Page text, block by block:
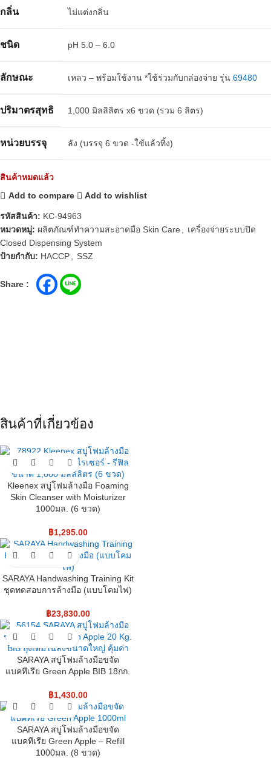
กลิ่น ไม่แต่งกลิ่น
ชนิด pH 5.0 – 6.0
ลักษณะ เหลว – พร้อมใช้งาน *ใช้ร่วมกับกล่องจ่าย รุ่น 69480
ปริมาตรสุทธิ 1,000 มิลลิลิตร x6 ขวด (รวม 6 ลิตร)
หน่วยบรรจุ ลัง (บรรจุ 6 ขวด -ใช้แล้วทิ้ง)
สินค้าหมดแล้ว
Add to compare
Add to wishlist
รหัสสินค้า: KC-94963
หมวดหมู่: ผลิตภัณฑ์ทำความสะอาดมือ Skin Care
เครื่องจ่ายระบบปิด
Closed Dispensing System
ป้ายกำกับ: HACCP SSZ
Share :
สินค้าที่เกี่ยวข้อง
Kleenex สบู่โฟมล้างมือ Foaming
Skin Cleanser with Moisturizer
1000มล. (6 ขวด)
฿1,295.00
SARAYA Handwashing Training Kit
ชุดทดสอบการล้างมือ (แบบโคมไฟ)
฿23,830.00
SARAYA สบู่โฟมล้างมือขจัด
แบคทีเรีย Green Apple BIB 18กก.
฿1,430.00
SARAYA สบู่โฟมล้างมือขจัด
แบคทีเรีย Green Apple – Refill
1000มล. (8 ขวด)